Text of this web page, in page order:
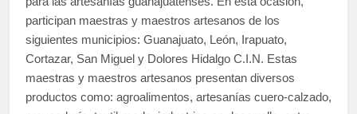
participan maestras y maestros artesanos de los
siguientes municipios: Guanajuato, León, Irapuato,
Cortazar, San Miguel y Dolores Hidalgo C.I.N. Estas
maestras y maestros artesanos presentan diversos
productos como: agroalimentos, artesanías cuero-calzado,